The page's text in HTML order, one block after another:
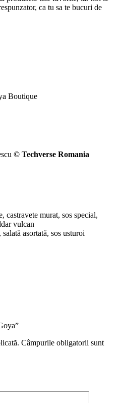
ca tu sa te bucuri de
Boutique
© Techverse Romania
castravete murat, sos special,
vulcan
asortată, sos usturoi
Câmpurile obligatorii sunt